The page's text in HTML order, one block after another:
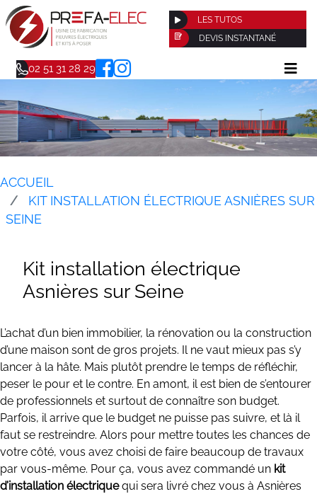
LES TUTOS
DEVIS INSTANTANÉ
02 51 31 28 29
ACCUEIL
KIT INSTALLATION ÉLECTRIQUE ASNIÈRES SUR
SEINE
Kit installation électrique
Asnières sur Seine
L’achat d’un bien immobilier, la rénovation ou la construction
d’une maison sont de gros projets. Il ne vaut mieux pas s’y
lancer à la hâte. Mais plutôt prendre le temps de réfléchir,
peser le pour et le contre. En amont, il est bien de s’entourer
de professionnels et surtout de connaître son budget.
Parfois, il arrive que le budget ne puisse pas suivre, et là il
faut se restreindre. Alors pour mettre toutes les chances de
votre côté, vous avez choisi de faire beaucoup de travaux
par vous-même. Pour ça, vous avez commandé un kit
d’installation électriquequi sera livré chez vous à Asnières